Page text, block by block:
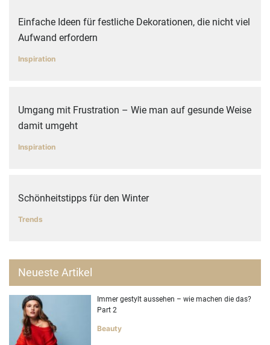
Einfache Ideen für festliche Dekorationen, die nicht viel
Aufwand erfordern
Inspiration
Umgang mit Frustration – Wie man auf gesunde Weise
damit umgeht
Inspiration
Schönheitstipps für den Winter
Trends
Neueste Artikel
Immer gestylt aussehen – wie machen die das?
Part 2
Beauty